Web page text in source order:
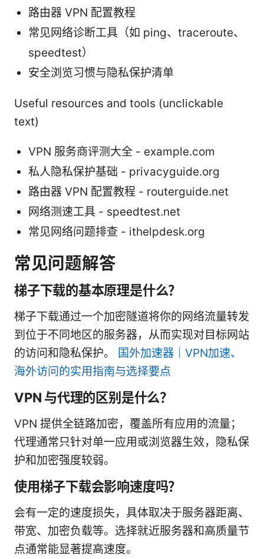
路由器 VPN 配置教程
常见网络诊断工具（如 ping、traceroute、
speedtest）
安全浏览习惯与隐私保护清单
Useful resources and tools (unclickable
text)
VPN 服务商评测大全 - example.com
私人隐私保护基础 - privacyguide.org
路由器 VPN 配置教程 - routerguide.net
网络测速工具 - speedtest.net
常见网络问题排查 - ithelpdesk.org
常见问题解答
梯子下载的基本原理是什么？
梯子下载通过一个加密隧道将你的网络流量转发
到位于不同地区的服务器，从而实现对目标网站
的访问和隐私保护。
国外加速器｜VPN加速、
海外访问的实用指南与选择要点
VPN 与代理的区别是什么？
VPN 提供全链路加密，覆盖所有应用的流量；
代理通常只针对单一应用或浏览器生效，隐私保
护和加密强度较弱。
使用梯子下载会影响速度吗？
会有一定的速度损失，具体取决于服务器距离、
带宽、加密负载等。选择就近服务器和高质量节
点通常能显著提高速度。